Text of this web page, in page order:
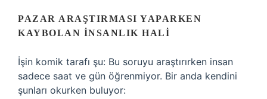
PAZAR ARAŞTIRMASI YAPARKEN
KAYBOLAN İNSANLIK HALI
İşin komik tarafı şu: Bu soruyu araştırırken insan
sadece saat ve gün öğrenmiyor. Bir anda kendini
şunları okurken buluyor: